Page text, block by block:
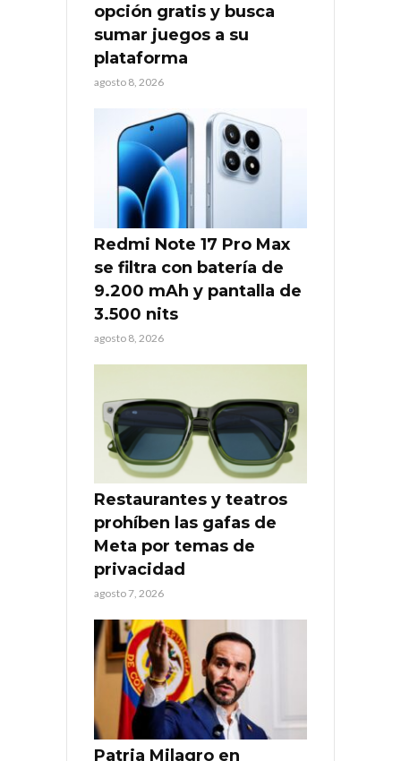
opción gratis y busca
sumar juegos a su
plataforma
agosto 8, 2026
Redmi Note 17 Pro Max
se filtra con batería de
9.200 mAh y pantalla de
3.500 nits
agosto 8, 2026
Restaurantes y teatros
prohíben las gafas de
Meta por temas de
privacidad
agosto 7, 2026
Patria Milagro en